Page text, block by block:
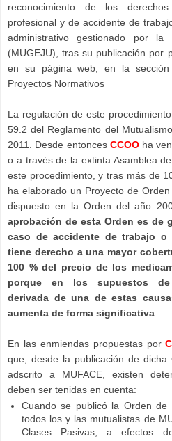
reconocimiento de los
profesional y de accidente de
administrativo gestionado por la
(MUGEJU), tras su publicación por
en su página web, en la sección
Proyectos Normativos
La regulación de este
59.2 del Reglamento del
2011. Desde entonces CCOOha
o a través de la extinta Asamblea
este procedimiento, y tras más de
ha elaborado un Proyecto de
dispuesto en la Orden del año
aprobación de esta Orden es de
caso de accidente de trabajo o
tiene derecho a una mayor
100 % del precio de los
porque en los supuestos de
derivada de una de estas
aumenta de forma significativa
En las enmiendas propuestas por
que, desde la publicación de
adscrito a MUFACE, existen
deben ser tenidas en cuenta:
Cuando se publicó la Orden de
todos los y las mutualistas de
Clases Pasivas, a efectos